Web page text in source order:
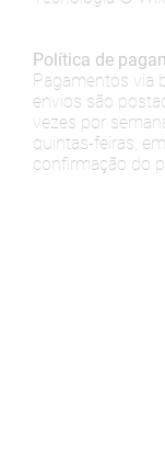
Política de
Pagamentos via
envios são
vezes por
quintas-feiras,
confirmação do